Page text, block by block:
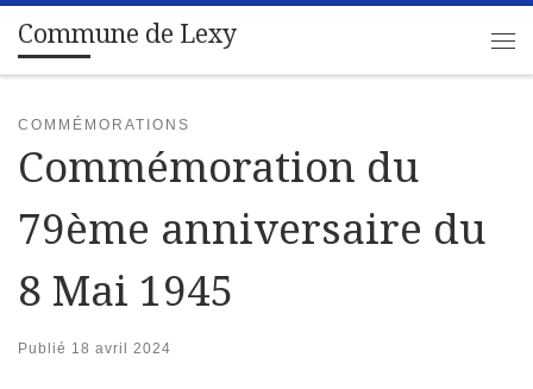
Passer au contenu
Commune de Lexy
COMMÉMORATIONS
Commémoration du
79ème anniversaire du
8 Mai 1945
Publié 18 avril 2024